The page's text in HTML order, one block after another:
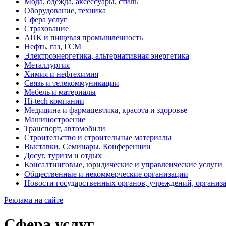
Оборудование, техника
Сфера услуг
Страхование
АПК и пищевая промышленность
Нефть, газ, ГСМ
Электроэнергетика, альтернативная энергетика
Металлургия
Химия и нефтехимия
Связь и телекоммуникации
Мебель и материалы
Hi-tech компании
Медицина и фармацевтика, красота и здоровье
Машиностроение
Транспорт, автомобили
Строительство и строительные материалы
Выставки. Семинары. Конференции
Досуг, туризм и отдых
Консалтинговые, юридические и управленческие услуги
Общественные и некоммерческие организации
Новости государственных органов, учреждений,
Реклама на сайте